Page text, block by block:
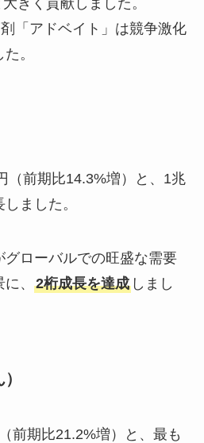
「アドベイト」は競争激化
。
（前期比14.3%増）と、1兆
ました。
グローバルでの旺盛な需要
、 2桁成長を達成しまし
前期比21.2%増）と、最も